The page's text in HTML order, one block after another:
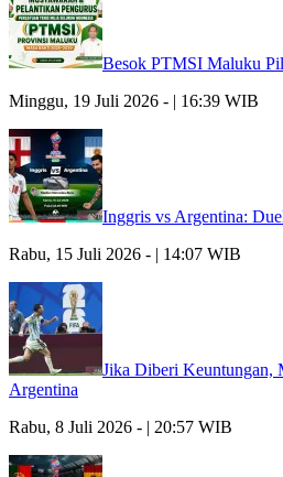
Besok PTMSI Maluku
Minggu, 19 Juli 2026 - | 16:39 WIB
Inggris vs Argentina:
Rabu, 15 Juli 2026 - | 14:07 WIB
Jika Diberi Keuntungan,
Argentina
Rabu, 8 Juli 2026 - | 20:57 WIB